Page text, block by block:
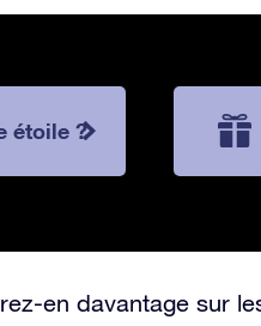
étoile ?
en davantage sur